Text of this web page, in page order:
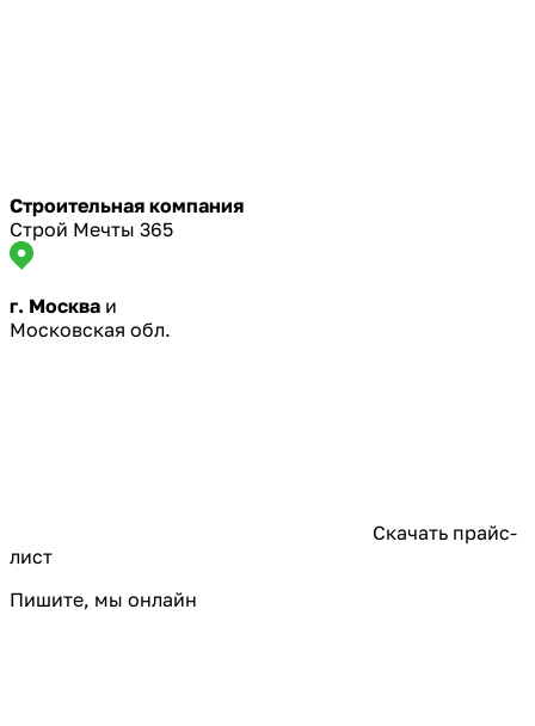
Строительная компания
Строй Мечты 365
г. Москва и
Московская обл.
Скачать прайс-
лист
Пишите, мы онлайн